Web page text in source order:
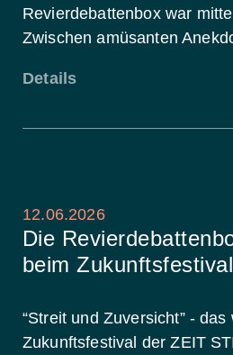
Revierdebattenbox war
Zwischen amüsanten
Details
12.06.2026
Die
beim
“Streit und Zuversicht” -
Zukunftsfestival der ZEIT